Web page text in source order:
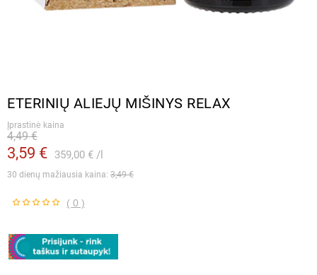
ETERINIŲ ALIEJŲ MIŠINYS RELAX
Įprastinė kaina
3,59 € 359,00 €
4,49 €
30 dienų mažiausia kaina: 3,49 €
( 0 )